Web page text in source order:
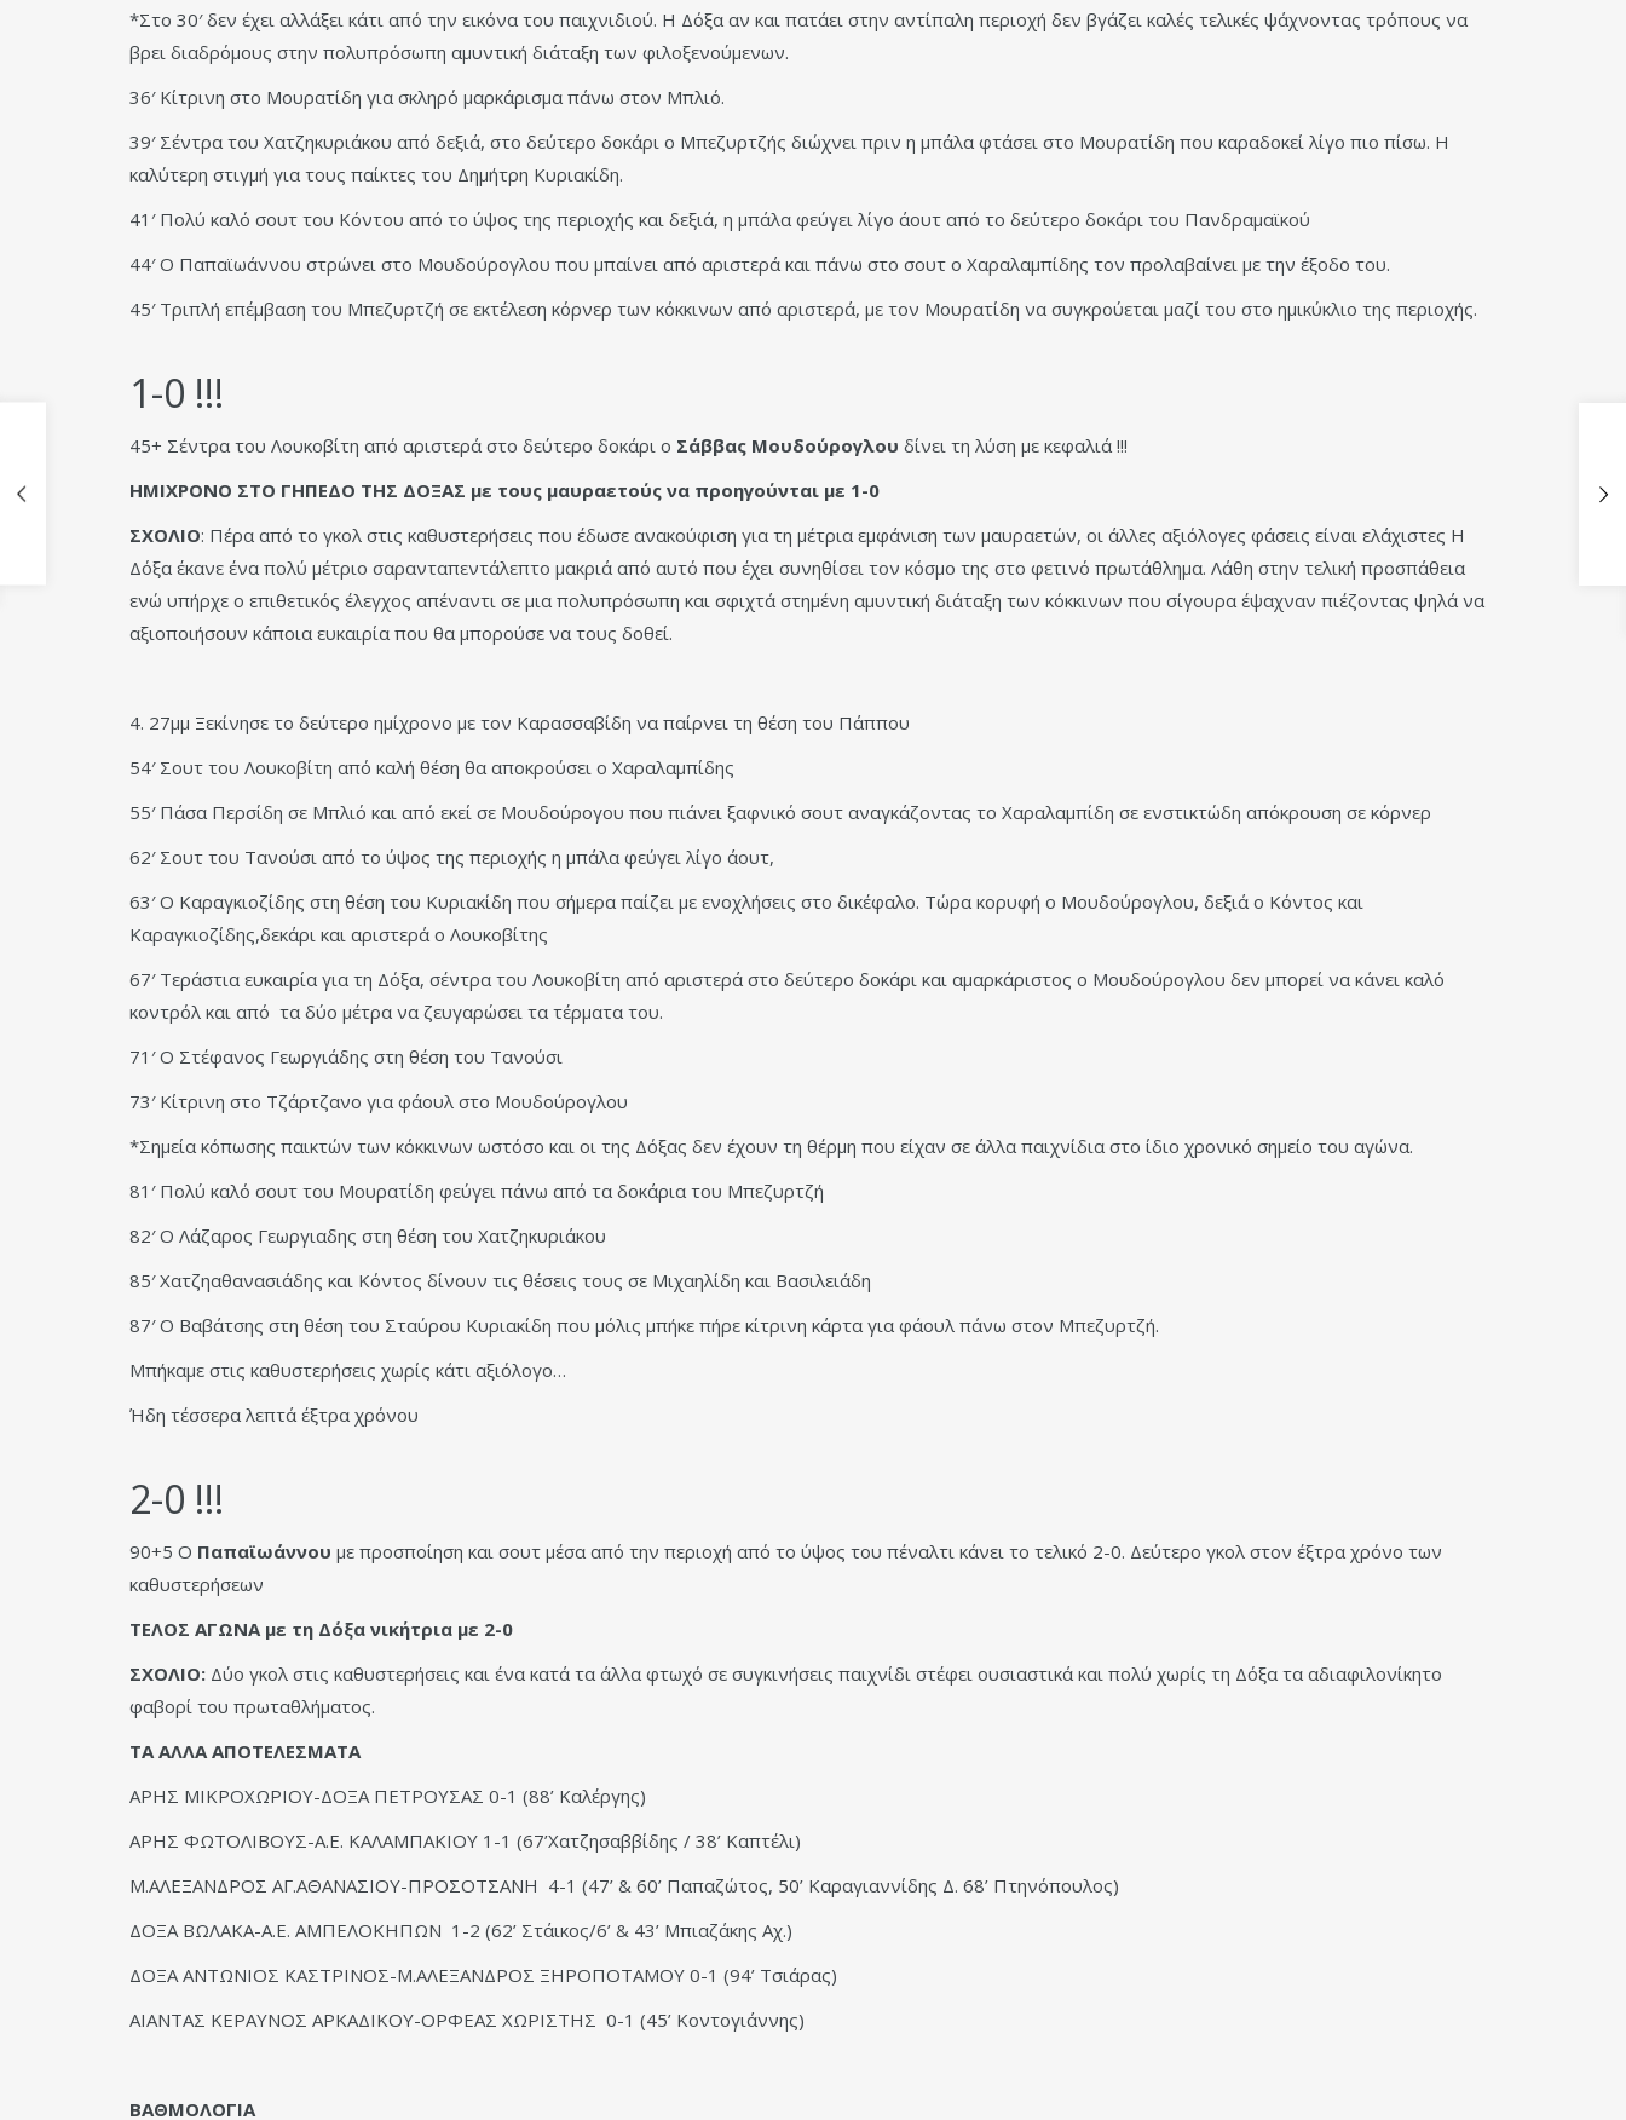
*Στο 30′ δεν έχει αλλάξει κάτι από την εικόνα του παιχνιδιού. Η Δόξα αν και πατάει στην αντίπαλη περιοχή δεν βγάζει καλές τελικές ψάχνοντας τρόπους να
βρει διαδρόμους στην πολυπρόσωπη αμυντική διάταξη των φιλοξενούμενων.
36′ Κίτρινη στο Μουρατίδη για σκληρό μαρκάρισμα πάνω στον Μπλιό.
39′ Σέντρα του Χατζηκυριάκου από δεξιά, στο δεύτερο δοκάρι ο Μπεζυρτζής διώχνει πριν η μπάλα φτάσει στο Μουρατίδη που καραδοκεί λίγο πιο πίσω. Η
καλύτερη στιγμή για τους παίκτες του Δημήτρη Κυριακίδη.
41′ Πολύ καλό σουτ του Κόντου από το ύψος της περιοχής και δεξιά, η μπάλα φεύγει λίγο άουτ από το δεύτερο δοκάρι του Πανδραμαϊκού
44′ Ο Παπαϊωάννου στρώνει στο Μουδούρογλου που μπαίνει από αριστερά και πάνω στο σουτ ο Χαραλαμπίδης τον προλαβαίνει με την έξοδο του.
45′ Τριπλή επέμβαση του Μπεζυρτζή σε εκτέλεση κόρνερ των κόκκινων από αριστερά, με τον Μουρατίδη να συγκρούεται μαζί του στο ημικύκλιο της περιοχής.
1-0 !!!
45+ Σέντρα του Λουκοβίτη από αριστερά στο δεύτερο δοκάρι ο Σάββας Μουδούρογλου δίνει τη λύση με κεφαλιά !!!
ΗΜΙΧΡΟΝΟ ΣΤΟ ΓΗΠΕΔΟ ΤΗΣ ΔΟΞΑΣ με τους μαυραετούς να προηγούνται με 1-0
ΣΧΟΛΙΟ: Πέρα από το γκολ στις καθυστερήσεις που έδωσε ανακούφιση για τη μέτρια εμφάνιση των μαυραετών, οι άλλες αξιόλογες φάσεις είναι ελάχιστες Η
Δόξα έκανε ένα πολύ μέτριο σαρανταπεντάλεπτο μακριά από αυτό που έχει συνηθίσει τον κόσμο της στο φετινό πρωτάθλημα. Λάθη στην τελική προσπάθεια
ενώ υπήρχε ο επιθετικός έλεγχος απέναντι σε μια πολυπρόσωπη και σφιχτά στημένη αμυντική διάταξη των κόκκινων που σίγουρα έψαχναν πιέζοντας ψηλά να
αξιοποιήσουν κάποια ευκαιρία που θα μπορούσε να τους δοθεί.
4. 27μμ Ξεκίνησε το δεύτερο ημίχρονο με τον Καρασσαβίδη να παίρνει τη θέση του Πάππου
54′ Σουτ του Λουκοβίτη από καλή θέση θα αποκρούσει ο Χαραλαμπίδης
55′ Πάσα Περσίδη σε Μπλιό και από εκεί σε Μουδούρογου που πιάνει ξαφνικό σουτ αναγκάζοντας το Χαραλαμπίδη σε ενστικτώδη απόκρουση σε κόρνερ
62′ Σουτ του Τανούσι από το ύψος της περιοχής η μπάλα φεύγει λίγο άουτ,
63′ Ο Καραγκιοζίδης στη θέση του Κυριακίδη που σήμερα παίζει με ενοχλήσεις στο δικέφαλο. Τώρα κορυφή ο Μουδούρογλου, δεξιά ο Κόντος και
Καραγκιοζίδης,δεκάρι και αριστερά ο Λουκοβίτης
67′ Τεράστια ευκαιρία για τη Δόξα, σέντρα του Λουκοβίτη από αριστερά στο δεύτερο δοκάρι και αμαρκάριστος ο Μουδούρογλου δεν μπορεί να κάνει καλό
κοντρόλ και από τα δύο μέτρα να ζευγαρώσει τα τέρματα του.
71′ Ο Στέφανος Γεωργιάδης στη θέση του Τανούσι
73′ Κίτρινη στο Τζάρτζανο για φάουλ στο Μουδούρογλου
*Σημεία κόπωσης παικτών των κόκκινων ωστόσο και οι της Δόξας δεν έχουν τη θέρμη που είχαν σε άλλα παιχνίδια στο ίδιο χρονικό σημείο του αγώνα.
81′ Πολύ καλό σουτ του Μουρατίδη φεύγει πάνω από τα δοκάρια του Μπεζυρτζή
82′ Ο Λάζαρος Γεωργιαδης στη θέση του Χατζηκυριάκου
85′ Χατζηαθανασιάδης και Κόντος δίνουν τις θέσεις τους σε Μιχαηλίδη και Βασιλειάδη
87′ Ο Βαβάτσης στη θέση του Σταύρου Κυριακίδη που μόλις μπήκε πήρε κίτρινη κάρτα για φάουλ πάνω στον Μπεζυρτζή.
Μπήκαμε στις καθυστερήσεις χωρίς κάτι αξιόλογο…
Ήδη τέσσερα λεπτά έξτρα χρόνου
2-0 !!!
90+5 Ο Παπαϊωάννου με προσποίηση και σουτ μέσα από την περιοχή από το ύψος του πέναλτι κάνει το τελικό 2-0. Δεύτερο γκολ στον έξτρα χρόνο των
καθυστερήσεων
ΤΕΛΟΣ ΑΓΩΝΑ με τη Δόξα νικήτρια με 2-0
ΣΧΟΛΙΟ: Δύο γκολ στις καθυστερήσεις και ένα κατά τα άλλα φτωχό σε συγκινήσεις παιχνίδι στέφει ουσιαστικά και πολύ χωρίς τη Δόξα τα αδιαφιλονίκητο
φαβορί του πρωταθλήματος.
ΤΑ ΑΛΛΑ ΑΠΟΤΕΛΕΣΜΑΤΑ
ΑΡΗΣ ΜΙΚΡΟΧΩΡΙΟΥ-ΔΟΞΑ ΠΕΤΡΟΥΣΑΣ 0-1 (88’ Καλέργης)
ΑΡΗΣ ΦΩΤΟΛΙΒΟΥΣ-Α.Ε. ΚΑΛΑΜΠΑΚΙΟΥ 1-1 (67’Χατζησαββίδης / 38’ Καπτέλι)
Μ.ΑΛΕΞΑΝΔΡΟΣ ΑΓ.ΑΘΑΝΑΣΙΟΥ-ΠΡΟΣΟΤΣΑΝΗ 4-1 (47’ & 60’ Παπαζώτος, 50’ Καραγιαννίδης Δ. 68’ Πτηνόπουλος)
ΔΟΞΑ ΒΩΛΑΚΑ-Α.Ε. ΑΜΠΕΛΟΚΗΠΩΝ 1-2 (62’ Στάικος/6’ & 43’ Μπιαζάκης Αχ.)
ΔΟΞΑ ΑΝΤΩΝΙΟΣ ΚΑΣΤΡΙΝΟΣ-Μ.ΑΛΕΞΑΝΔΡΟΣ ΞΗΡΟΠΟΤΑΜΟΥ 0-1 (94’ Τσιάρας)
ΑΙΑΝΤΑΣ ΚΕΡΑΥΝΟΣ ΑΡΚΑΔΙΚΟΥ-ΟΡΦΕΑΣ ΧΩΡΙΣΤΗΣ 0-1 (45’ Κοντογιάννης)
ΒΑΘΜΟΛΟΓΙΑ